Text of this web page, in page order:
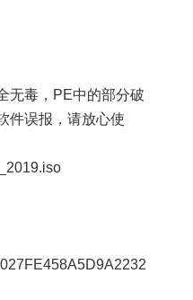
无毒，PE中的部分破
件误报，请放心使